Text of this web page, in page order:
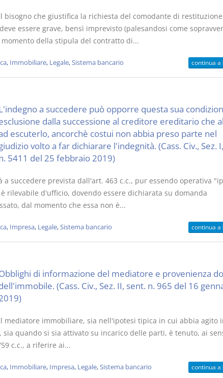
bisogno che giustifica la richiesta del comodante di
essere grave, bensì imprevisto (palesandosi come
della stipula del contratto di...
, Immobiliare, Legale,Sistema bancario continua a
a succedere può opporre questa sua
dalla successione al creditore ereditario che
escuterlo, ancorchè costui non abbia preso parte nel
volto a far dichiarare l'indegnità. (Cass. Civ., Sez.
5411 del 25 febbraio 2019)
a succedere prevista dall'art. 463 c.c., pur essendo operativa
rilevabile d'ufficio, dovendo essere dichiarata su domanda
dal momento che essa non è...
, Impresa, Legale,Sistema bancario continua a
di informazione del mediatore e provenienza
(Cass. Civ., Sez. II, sent. n. 965 del 16
mediatore immobiliare, sia nell'ipotesi tipica in cui abbia agito
sia quando si sia attivato su incarico delle parti, è tenuto, ai
c.c., a riferire ai...
, Immobiliare, Impresa, Legale,Sistema bancario continua a